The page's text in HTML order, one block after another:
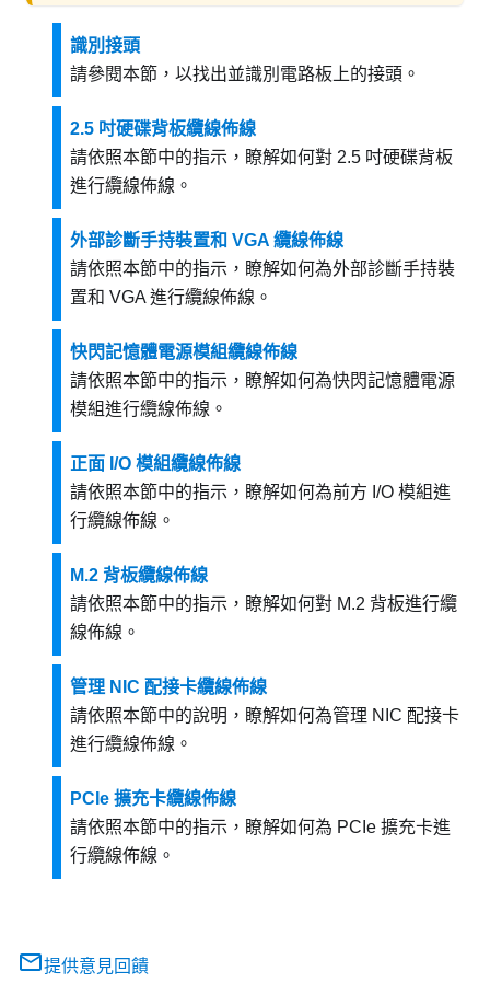
識別接頭
請參閱本節，以找出並識別電路板上的接頭。
2.5 吋硬碟背板纜線佈線
請依照本節中的指示，瞭解如何對 2.5 吋硬碟背板
進行纜線佈線。
外部診斷手持裝置和 VGA 纜線佈線
請依照本節中的指示，瞭解如何為外部診斷手持裝
置和 VGA 進行纜線佈線。
快閃記憶體電源模組纜線佈線
請依照本節中的指示，瞭解如何為快閃記憶體電源
模組進行纜線佈線。
正面 I/O 模組纜線佈線
請依照本節中的指示，瞭解如何為前方 I/O 模組進
行纜線佈線。
M.2 背板纜線佈線
請依照本節中的指示，瞭解如何對 M.2 背板進行纜
線佈線。
管理 NIC 配接卡纜線佈線
請依照本節中的說明，瞭解如何為管理 NIC 配接卡
進行纜線佈線。
PCIe 擴充卡纜線佈線
請依照本節中的指示，瞭解如何為 PCIe 擴充卡進
行纜線佈線。
提供意見回饋